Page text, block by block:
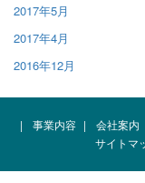
2017年5月
2017年4月
2016年12月
| 事業内容 | 会社案内
サイトマ